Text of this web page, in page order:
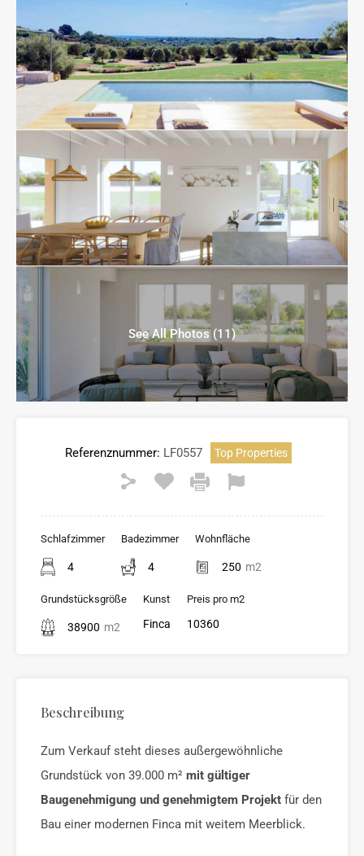
See All Photos (11)
Referenznummer: LF0557 Top Properties
Schlafzimmer
4
Badezimmer
4
Wohnfläche
250 m2
Grundstücksgröße
38900 m2
Kunst
Finca
Preis pro m2
10360
Beschreibung
Zum Verkauf steht dieses außergewöhnliche
Grundstück von 39.000 m² mit gültiger
Baugenehmigung und genehmigtem Projekt für den
Bau einer modernen Finca mit weitem Meerblick.